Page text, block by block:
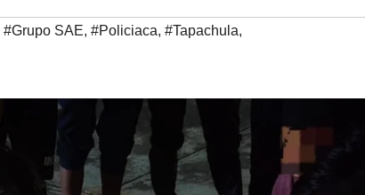
#Grupo SAE, #Policiaca, #Tapachula,